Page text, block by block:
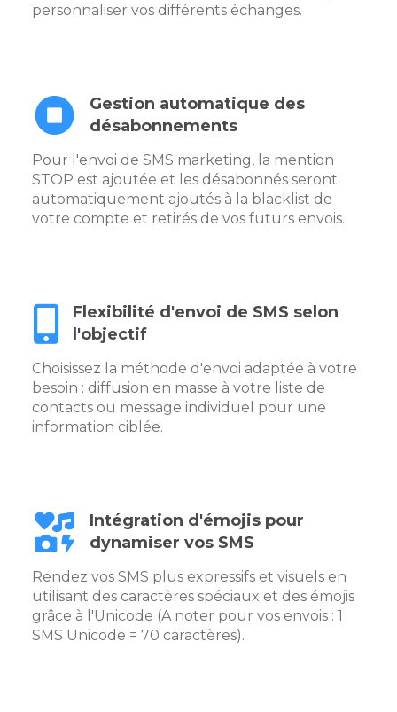
personnaliser vos différents échanges.
Gestion automatique des
désabonnements
Pour l'envoi de SMS marketing, la mention
STOP est ajoutée et les désabonnés seront
automatiquement ajoutés à la blacklist de
votre compte et retirés de vos futurs envois.
Flexibilité d'envoi de SMS selon
l'objectif
Choisissez la méthode d'envoi adaptée à votre
besoin : diffusion en masse à votre liste de
contacts ou message individuel pour une
information ciblée.
Intégration d'émojis pour
dynamiser vos SMS
Rendez vos SMS plus expressifs et visuels en
utilisant des caractères spéciaux et des émojis
grâce à l'Unicode (A noter pour vos envois : 1
SMS Unicode = 70 caractères).